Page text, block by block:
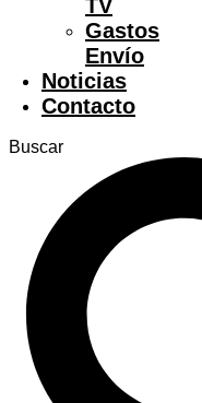
TV
Gastos
Envío
Noticias
Contacto
Buscar